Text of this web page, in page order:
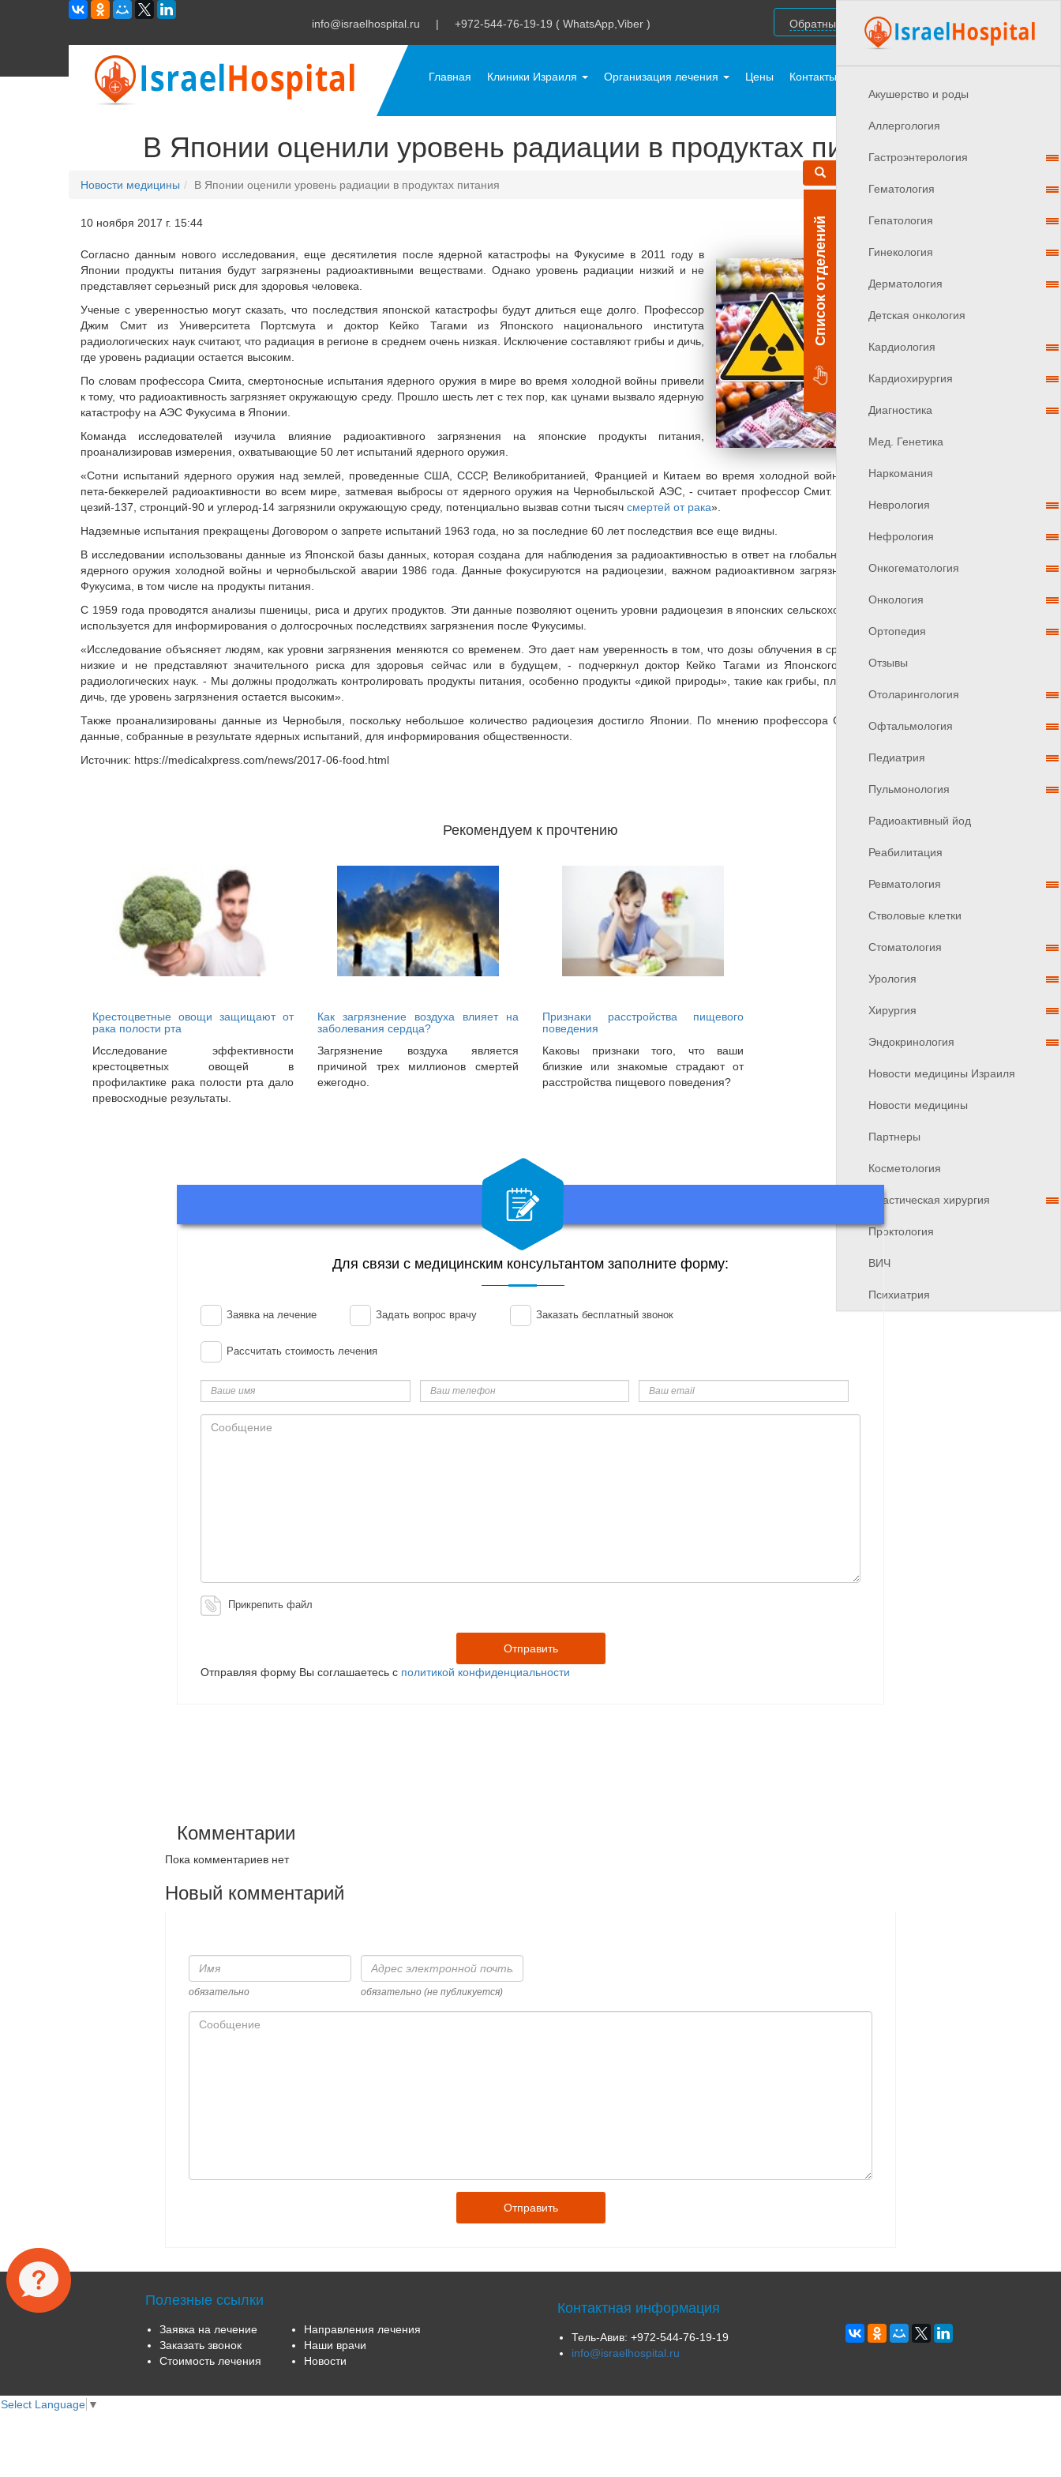
Список отделений
Акушерствo и роды
Аллергология
Гастроэнтерология
Гематология
Гепатология
Гинекология
Дерматология
Детская онкология
Кардиология
Кардиохирургия
Диагностика
Мед. Генетика
Наркомания
Неврология
Нефрология
Онкогематология
Онкология
Ортопедия
Отзывы
Отоларингология
Офтальмология
Педиатрия
Пульмонология
Радиоактивный йод
Реабилитация
Ревматология
Стволовые клетки
Стоматология
Урология
Хирургия
Эндокринология
Новости медицины Израиля
Новости медицины
Партнеры
Косметология
Пластическая хирургия
Проктология
ВИЧ
Психиатрия
info@israelhospital.ru | +972-544-76-19-19 ( WhatsApp,Viber ) Обратный звонок
Главная Клиники Израиля Организация лечения Цены Контакты
В Японии оценили уровень радиации в продуктах питания
Новости медицины В Японии оценили уровень радиации в продуктах питания
10 ноября 2017 г. 15:44
Согласно данным нового исследования, еще десятилетия после ядерной катастрофы на Фукусиме в 2011 году в
Японии продукты питания будут загрязнены радиоактивными веществами. Однако уровень радиации низкий и не
представляет серьезный риск для здоровья человека.
Ученые с уверенностью могут сказать, что последствия японской катастрофы будут длиться еще долго. Профессор
Джим Смит из Университета Портсмута и доктор Кейко Тагами из Японского национального института
радиологических наук считают, что радиация в регионе в среднем очень низкая. Исключение составляют грибы и дичь,
где уровень радиации остается высоким.
По словам профессора Смита, смертоносные испытания ядерного оружия в мире во время холодной войны привели
к тому, что радиоактивность загрязняет окружающую среду. Прошло шесть лет с тех пор, как цунами вызвало ядерную
катастрофу на АЭС Фукусима в Японии.
Команда исследователей изучила влияние радиоактивного загрязнения на японские продукты питания,
проанализировав измерения, охватывающие 50 лет испытаний ядерного оружия.
«Сотни испытаний ядерного оружия над землей, проведенные США, СССР, Великобританией, Францией и Китаем во время холодной войны, распространили тысячи
пета-беккерелей радиоактивности во всем мире, затмевая выбросы от ядерного оружия на Чернобыльской АЭС, - считает профессор Смит. - Радиоактивные элементы
цезий-137, стронций-90 и углерод-14 загрязнили окружающую среду, потенциально вызвав сотни тысяч смертей от рака».
Надземные испытания прекращены Договором о запрете испытаний 1963 года, но за последние 60 лет последствия все еще видны.
В исследовании использованы данные из Японской базы данных, которая создана для наблюдения за радиоактивностью в ответ на глобальные последствия испытаний
ядерного оружия холодной войны и чернобыльской аварии 1986 года. Данные фокусируются на радиоцезии, важном радиоактивном загрязнении, влияющем на район
Фукусима, в том числе на продукты питания.
С 1959 года проводятся анализы пшеницы, риса и других продуктов. Эти данные позволяют оценить уровни радиоцезия в японских сельскохозяйственных системах, что
используется для информирования о долгосрочных последствиях загрязнения после Фукусимы.
«Исследование объясняет людям, как уровни загрязнения меняются со временем. Это дает нам уверенность в том, что дозы облучения в среднем в регионе Фукусима
низкие и не представляют значительного риска для здоровья сейчас или в будущем, - подчеркнул доктор Кейко Тагами из Японского национального института
радиологических наук. - Мы должны продолжать контролировать продукты питания, особенно продукты «дикой природы», такие как грибы, плоды съедобных растений и
дичь, где уровень загрязнения остается высоким».
Также проанализированы данные из Чернобыля, поскольку небольшое количество радиоцезия достигло Японии. По мнению профессора Смита, важно использовать
данные, собранные в результате ядерных испытаний, для информирования общественности.
Источник: https://medicalxpress.com/news/2017-06-food.html
Рекомендуем к прочтению
Крестоцветные овощи защищают от
рака полости рта
Исследование эффективности
крестоцветных овощей в
профилактике рака полости рта дало
превосходные результаты.
Как загрязнение воздуха влияет на
заболевания сердца?
Загрязнение воздуха является
причиной трех миллионов смертей
ежегодно.
Признаки расстройства пищевого
поведения
Каковы признаки того, что ваши
близкие или знакомые страдают от
расстройства пищевого поведения?
Для связи с медицинским консультантом заполните форму:
Заявка на лечение Задать вопрос врачу Заказать бесплатный звонок
Рассчитать стоимость лечения
имя
телефон
email
Сообщение
Прикрепить файл
Отправляя форму Вы соглашаетесь с политикой конфиденциальности
Комментарии
Пока комментариев нет
Новый комментарий
Имя
обязательно
Адрес
электронной
почты
обязательно (не публикуется)
Сообщение
Полезные ссылки
Заявка на лечение
Заказать звонок
Стоимость лечения
Направления лечения
Наши врачи
Новости
Контактная информация
Тель-Авив: +972-544-76-19-19
info@israelhospital.ru
Select Language ▼